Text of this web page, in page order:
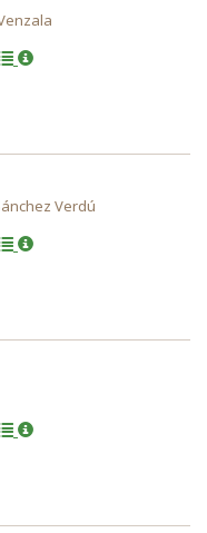
Verdú